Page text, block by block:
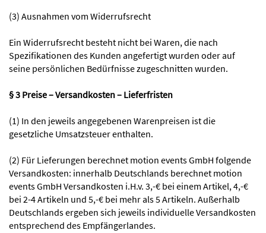
(3) Ausnahmen vom Widerrufsrecht
Ein Widerrufsrecht besteht nicht bei Waren, die nach
Spezifikationen des Kunden angefertigt wurden oder auf
seine persönlichen Bedürfnisse zugeschnitten wurden.
§ 3 Preise – Versandkosten – Lieferfristen
(1) In den jeweils angegebenen Warenpreisen ist die
gesetzliche Umsatzsteuer enthalten.
(2) Für Lieferungen berechnet motion events GmbH folgende
Versandkosten: innerhalb Deutschlands berechnet motion
events GmbH Versandkosten i.H.v. 3,-€ bei einem Artikel, 4,-€
bei 2-4 Artikeln und 5,-€ bei mehr als 5 Artikeln. Außerhalb
Deutschlands ergeben sich jeweils individuelle Versandkosten
entsprechend des Empfängerlandes.